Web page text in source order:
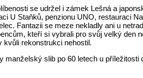
se udržel i zámek Lešná a
U Staňků, penzionu UNO, restauraci
Fantazii se meze nekladly ani u
kteří si vybrali pro svůj velký den
kvůli rekonstrukci nehostil.
manželský slib po 60 letech u příležitosti